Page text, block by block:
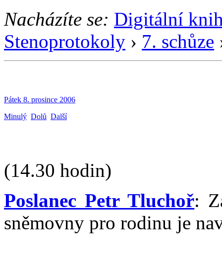
Nacházíte se: Digitální
Stenoprotokoly › 7. schůze
Pátek 8. prosince 2006
Minulý Dolů Další
(14.30 hodin)
Poslanec Petr Tluchoř:
sněmovny pro rodinu je